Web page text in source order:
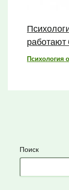
Поиск
работают
Психология